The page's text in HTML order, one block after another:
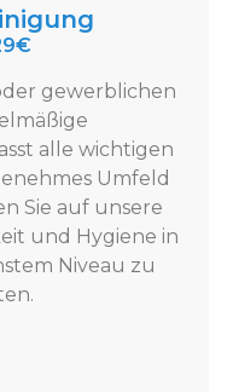
gewerblichen
alle wichtigen
Umfeld
Sie auf unsere
und Hygiene in
Niveau zu